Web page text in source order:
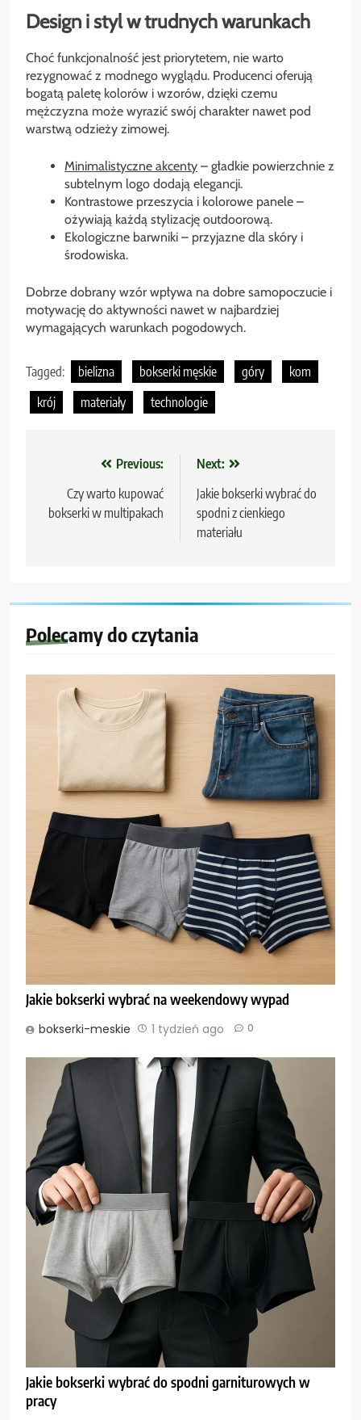
Design i styl w trudnych warunkach
Choć funkcjonalność jest priorytetem, nie warto
rezygnować z modnego wyglądu. Producenci oferują
bogatą paletę kolorów i wzorów, dzięki czemu
mężczyzna może wyrazić swój charakter nawet pod
warstwą odzieży zimowej.
Minimalistyczne akcenty – gładkie powierzchnie z
subtelnym logo dodają elegancji.
Kontrastowe przeszycia i kolorowe panele –
ożywiają każdą stylizację outdoorową.
Ekologiczne barwniki – przyjazne dla skóry i
środowiska.
Dobrze dobrany wzór wpływa na dobre samopoczucie i
motywację do aktywności nawet w najbardziej
wymagających warunkach pogodowych.
Tagged: bielizna bokserki męskie góry
kom
krój
materiały technologie
Nawigacja
wpisu
Previous:
Czy warto kupować
bokserki w multipakach
Next:
Jakie bokserki wybrać do
spodni z cienkiego
materiału
Polecamy do czytania
Jakie bokserki wybrać na weekendowy wypad
bokserki-meskie 1 tydzień ago 0
Jakie bokserki wybrać do spodni garniturowych w
pracy